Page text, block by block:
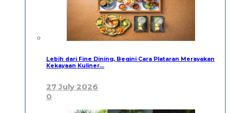
Lebih dari Fine Dining, Begini Cara Plataran Merayakan
Kekayaan Kuliner…
27 July 2026
0